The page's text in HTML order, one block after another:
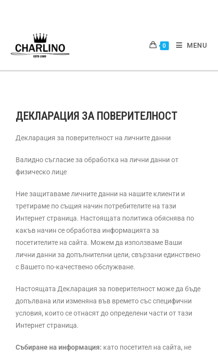
0 MENU
ДЕКЛАРАЦИЯ ЗА ПОВЕРИТЕЛНОСТ
Декларация за поверителност на личните данни
Валидно съгласие за обработка на лични данни от
физическо лице
Ние защитаваме личните данни на нашите клиенти и
третираме по същия начин потребителите на тази
Интернет страница. Настоящата политика обяснява по
какъв начин се обработва информацията за
посетителите на сайта. Можем да използваме Ваши
лични данни за допълнителни цели, свързани единствено
с Вашето по-качествено обслужване.
Настоящата Декларация за поверителност може да бъде
допълвана или изменяна във времето със специфични
условия, които се отнасят до определени части от тази
Интернет страница.
Събиране на информация: като посетител на сайта, не